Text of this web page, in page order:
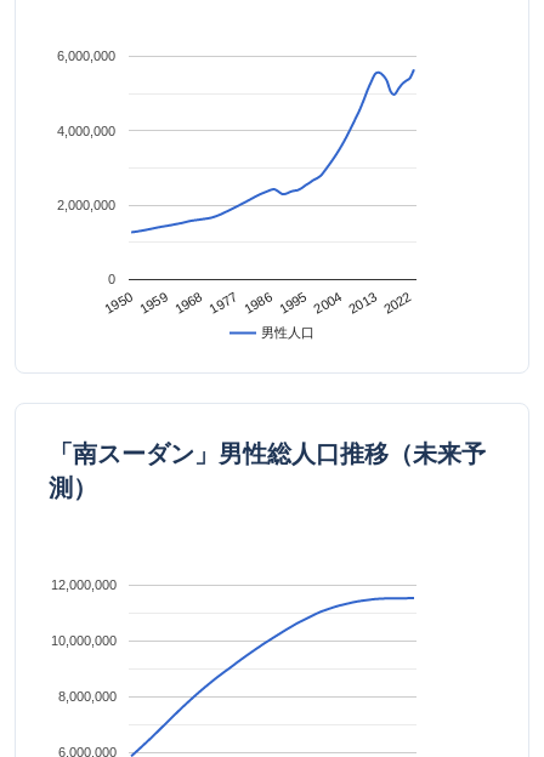
男性人口
1950 1959 1968 1977 1986 1995 2004 2013 2022
0
2,000,000
4,000,000
6,000,000
「南スーダン」男性総人口推移（未来予
測）
6,000,000
8,000,000
10,000,000
12,000,000